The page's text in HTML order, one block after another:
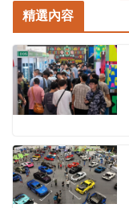
精選內容